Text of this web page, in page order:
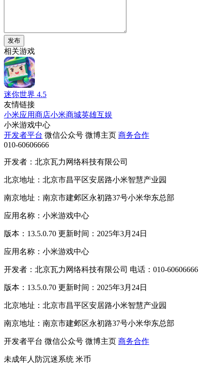
发布
相关游戏
迷你世界 4.5
友情链接
小米应用商店小米商城英雄互娱
小米游戏中心
开发者平台 微信公众号 微博主页 商务合作
010-60606666
开发者：北京瓦力网络科技有限公司
北京地址：北京市昌平区安居路小米智慧产业园
南京地址：南京市建邺区永初路37号小米华东总部
应用名称：小米游戏中心
版本：13.5.0.70 更新时间：2025年3月24日
应用名称：小米游戏中心
开发者：北京瓦力网络科技有限公司 电话：010-60606666
版本：13.5.0.70 更新时间：2025年3月24日
北京地址：北京市昌平区安居路小米智慧产业园
南京地址：南京市建邺区永初路37号小米华东总部
开发者平台 微信公众号 微博主页 商务合作
未成年人防沉迷系统 米币